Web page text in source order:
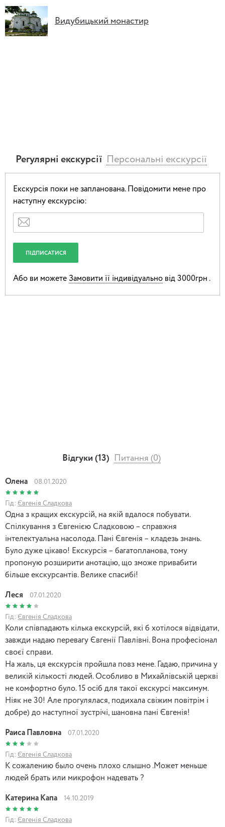
бароко;
– споруди ХVІІІ ст. – монастирська трапезна, митрополичий
будинок, дзвіниця.
Видубицький монастир
Регулярні екскурсії Персональні екскурсії
Екскурсія поки не запланована.
Повідомити мене про
наступну екскурсію:
Або ви можете Замовити її індивідуально від 3000грн .
Відгуки (13) Питання (0)
Олена 08.01.2020
Гід: Євгенія Сладкова
Одна з кращих екскурсій, на якій вдалося побувати.
Спілкування з Євгенією Сладковою – справжня
інтелектуальна насолода. Пані Євгенія – кладезь знань.
Було дуже цікаво! Екскурсія – багатопланова, тому
пропоную розширити анотацію, що зможе привабити
більше екскурсантів. Велике спасибі!
Леся 07.01.2020
Гід: Євгенія Сладкова
Коли співпадають кілька екскурсій, які б хотілося відвідати,
завжди надаю перевагу Євгенії Павлівні. Вона професіонал
своєї справи.
На жаль, ця екскурсія пройшла повз мене. Гадаю, причина у
великій кількості людей. Особливо в Михайлівській церкві
не комфортно було. 15 осіб для такої екскурсі максимум.
Ніяк не 30! Але прогулялася, подихала свіжим повітрім і
добре) до наступної зустрічі, шановна пані Євгенія!
Раиса Павловна 07.01.2020
Гід: Євгенія Сладкова
К сожалению было очень плохо слышно .Может меньше
людей брать или микрофон надевать ?
Катерина Капа 14.10.2019
Гід: Євгенія Сладкова